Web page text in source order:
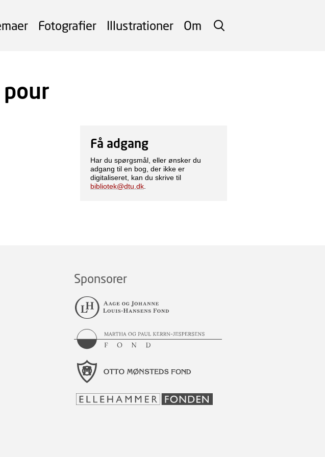
SØG
Fotografier Illustrationer Om
Få adgang
Har du spørgsmål, eller ønsker du
adgang til en bog, der ikke er
digitaliseret, kan du skrive til
bibliotek@dtu.dk
Sponsorer